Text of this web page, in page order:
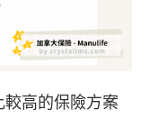
高的保險方案